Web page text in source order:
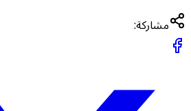
مشاركة: